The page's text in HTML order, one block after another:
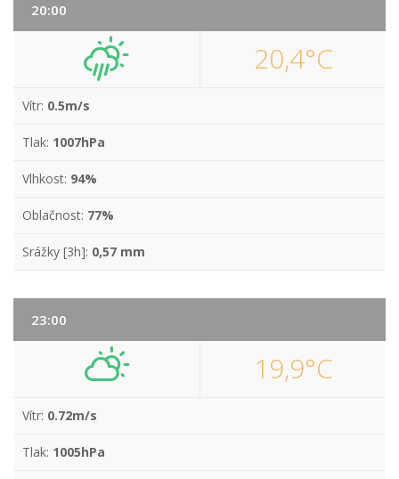
20:00
20,4°C
Vítr: 0.5m/s
Tlak: 1007hPa
Vlhkost: 94%
Oblačnost: 77%
Srážky [3h]: 0,57 mm
23:00
19,9°C
Vítr: 0.72m/s
Tlak: 1005hPa